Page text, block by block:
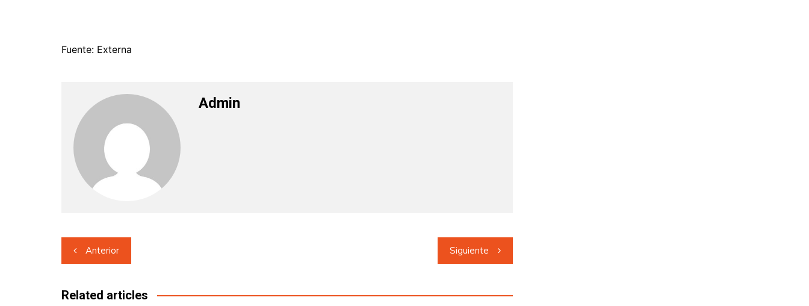
Fuente: Externa
Admin
Navegación
de
entradas
Anterior Siguiente
Related articles